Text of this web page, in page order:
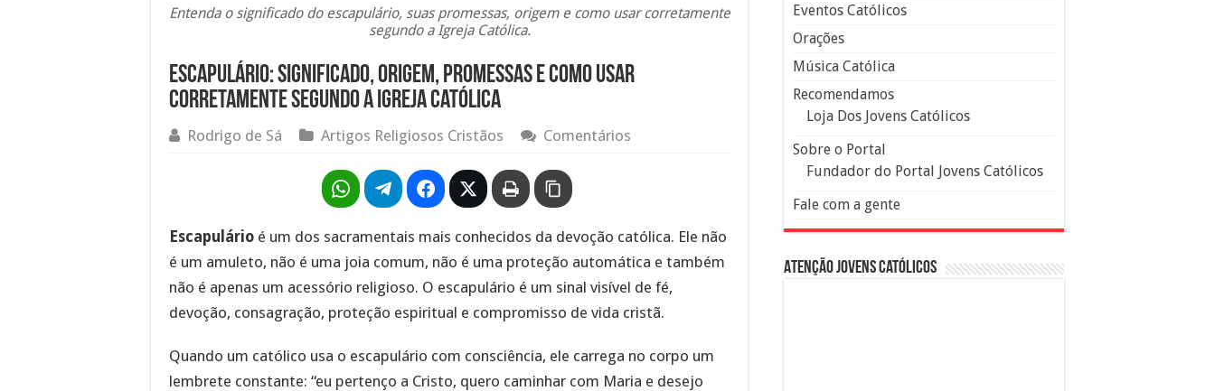
Entenda o significado do escapulário, suas promessas, origem e como usar corretamente
segundo a Igreja Católica.
Escapulário: significado, origem, promessas e como usar
corretamente segundo a Igreja Católica
Rodrigo de Sá Artigos Religiosos Cristãos Comentários
Escapulário é um dos sacramentais mais conhecidos da devoção católica. Ele não
é um amuleto, não é uma joia comum, não é uma proteção automática e também
não é apenas um acessório religioso. O escapulário é um sinal visível de fé,
devoção, consagração, proteção espiritual e compromisso de vida cristã.
Quando um católico usa o escapulário com consciência, ele carrega no corpo um
lembrete constante: “eu pertenço a Cristo, quero caminhar com Maria e desejo
Eventos Católicos
Orações
Música Católica
Recomendamos
Loja Dos Jovens Católicos
Sobre o Portal
Fundador do Portal Jovens Católicos
Fale com a gente
Atenção Jovens Católicos